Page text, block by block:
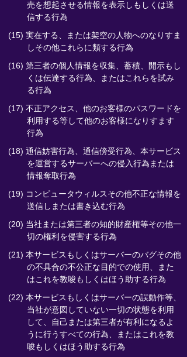
売を想起させる情報を表示しもしくは送
信する行為
(15) 実在する、または架空の人物へのなりすま
しその他これらに類する行為
(16) 第三者の個人情報を収集、蓄積、開示もし
くは伝達する行為、またはこれらを試み
る行為
(17) 不正アクセス、他のお客様のパスワードを
利用する等して他のお客様になりすます
行為
(18) 通信妨害行為、通信傍受行為、本サービス
を運営するサーバーへの侵入行為または
情報奪取行為
(19) コンピュータウィルスその他不正な情報を
送信しまたは書き込む行為
(20) 当社または第三者の知的財産権等その他一
切の権利を侵害する行為
(21) 本サービスもしくはサーバーのバグその他
の不具合の不公正な目的での使用、また
はこれを教唆もしくはほう助する行為
(22) 本サービスもしくはサーバーの誤動作等、
当社が意図していない一切の状態を利用
して、自己または第三者が有利になるよ
うに行うすべての行為、またはこれを教
唆もしくはほう助する行為